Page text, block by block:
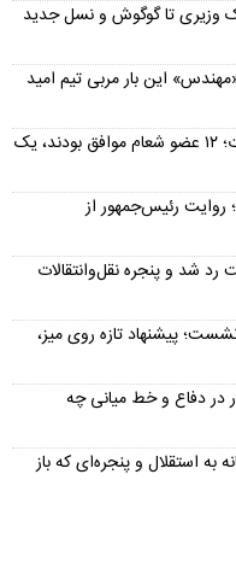
وزیری تا گوگوش و نسل جدید
این بار مربی تیم امید
روایت تازه پزشکیان از پشت‌پرده مذاکرات؛ ۱۲ عضو شعام موافق بودند، یک
روایت رئیس‌جمهور از
شد و پنجره نقل‌وانتقالات
پیشنهاد تازه روی میز،
در دفاع و خط میانی چه
به استقلال و پنجره‌ای که باز